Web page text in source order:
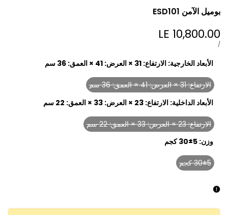
بوميل الآمن ESD101
Sale
price
LE 10,800.00
UNIT/
الأبعاد الخارجية:الارتفاع: 31 × العرض: 41 × العمق: 36 سم
Variant
sold
out
الارتفاع: 31 × العرض: 41 × العمق: 36 سم
الأبعاد الداخلية:الارتفاع: 23 × العرض: 33 × العمق: 22 سم
Variant
الارتفاع: 23 × العرض: 33 × العمق: 22 سم
وزن:30±5 كجم
Variant30±5 كجم